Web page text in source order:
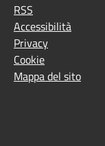
RSS
Accessibilità
Privacy
Cookie
Mappa del sito